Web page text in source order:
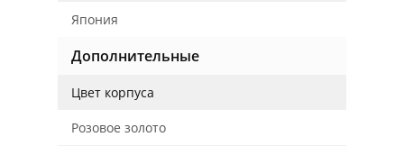
Япония
Дополнительные
Цвет корпуса
Розовое золото